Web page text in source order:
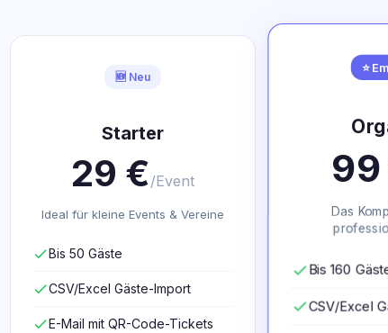
🆕 Neu
Starter
29 €/Event
Ideal für kleine Events & Vereine
checkBis 50 Gäste
checkCSV/Excel Gäste-Import
checkE-Mail mit QR-Code-Tickets
⭐
Das
checkBis 160
checkCSV/Excel